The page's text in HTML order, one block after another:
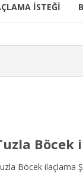
İSTEĞİ
Böcek
Böcek ilaçlama